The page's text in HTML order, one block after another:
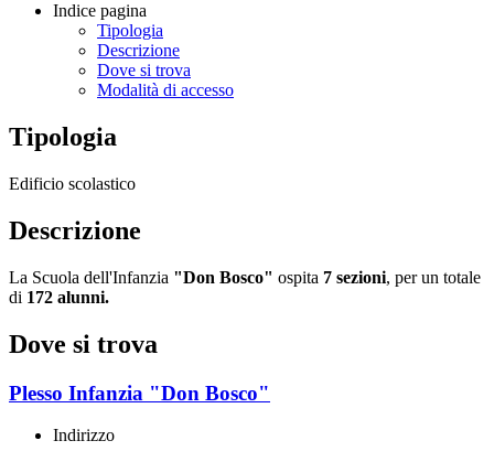
Indice pagina
Tipologia
Descrizione
Dove si trova
Modalità di accesso
Tipologia
Edificio scolastico
Descrizione
La Scuola dell'Infanzia "Don Bosco" ospita 7 sezioni, per un totale
di 172 alunni.
Dove si trova
Plesso Infanzia "Don Bosco"
Indirizzo